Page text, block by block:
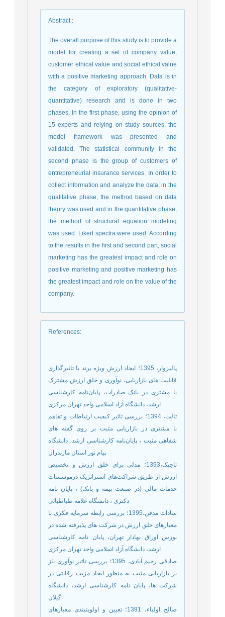
Abstract:
The overall purpose of this study is to provide a
model for creating a set of company value,
customer ethical value and social ethical value
with a positive marketing approach. Data is in
the category of exploratory (qualitative-
quantitative) research and is done in two
phases. In the first phase, using the opinion of
15 experts and relying on study sources, the
model framework was presented and
validated. The statistical community in the
second phase is the group of customers of
entrepreneurial insurance services. In order to
collect information and analyze the data, in the
qualitative phase, the method based on data
theory was used and in the quantitative phase,
the method of structural equation modeling
was used. Likert spectra were used. According
to the results in the first and second part, social
marketing has the greatest impact and role on
positive marketing and positive marketing has
the greatest impact and role on the value of the
company.
References:
پالیزوار، 1395؛ ایجاد ارزش ویژه برند با تاثیرگذاری
قابلیت های بازاریابی، نوآوری و خلق ارزش مشترک
با مشتری در بانک صادرات، پایان‌نامه کارشناسی
ارشد، دانشگاه آزاد اسلامی واحد تهران مرکزی
ثالث، 1394؛ بررسی تاثیر کیفیت ارتباطات و تفاهم
با مشتری در بازاریابی مثبت بر روی گفته های
شفاهی مثبت ، پایان‌نامه کارشناسی ارشد، دانشگاه
پیام نور استان مازندران
تاجیک،1393؛ مدلی برای خلق ارزش و تخصیص
ارزش از طریق شراکت‌های استراتژیک درموسسات
خدمات مالی (در صنعت بیمه و بانک) ، پایان نامه
دکتری ، دانشگاه علامه طباطبائی
سادات مدقن،1395؛ بررسی رابطه سرمایه فکری با
معیارهای خلق ارزش در شرکت های پذیرفته شده در
بورس اوراق بهادار تهران، پایان نامه کارشناسی
ارشد، دانشگاه آزاد اسلامی واحد تهران مرکزی
صادقی رحیم آبادی، 1395؛ بررسی تاثیر نوآوری باز
بر بازاریابی مثبت به منظور ایجاد مزیت رقابتی در
شرکت ها، پایان نامه کارشناسی ارشد، دانشگاه
گیلان
صالح اولیاء، 1391؛ تعیین و اولویت­بندی معیارهای